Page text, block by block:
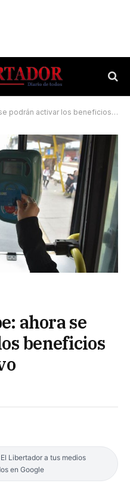
activar los beneficios desde el colectivo
ahora se
beneficios
Libertador a tus medios
en Google